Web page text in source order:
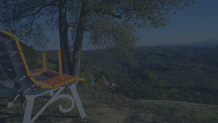
contributi
erogati
finora
Prodotti
&
gadget